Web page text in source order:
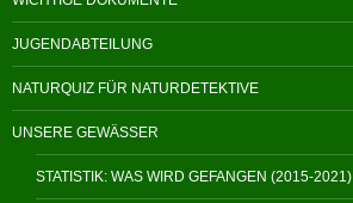
JUGENDABTEILUNG
NATURQUIZ FÜR NATURDETEKTIVE
UNSERE GEWÄSSER
STATISTIK: WAS WIRD GEFANGEN (2015-2021)